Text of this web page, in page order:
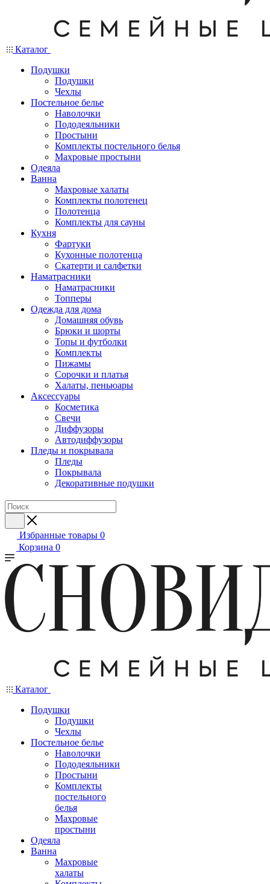
Каталог
Подушки
Подушки
Чехлы
Постельное белье
Наволочки
Пододеяльники
Простыни
Комплекты постельного белья
Махровые простыни
Одеяла
Ванна
Махровые халаты
Комплекты полотенец
Полотенца
Комплекты для сауны
Кухня
Фартуки
Кухонные полотенца
Скатерти и салфетки
Наматрасники
Наматрасники
Топперы
Одежда для дома
Домашняя обувь
Брюки и шорты
Топы и футболки
Комплекты
Пижамы
Сорочки и платья
Халаты, пеньюары
Аксессуары
Косметика
Свечи
Диффузоры
Автодиффузоры
Пледы и покрывала
Пледы
Покрывала
Декоративные подушки
Избранные товары 0
Корзина 0
Каталог
Подушки
Подушки
Чехлы
Постельное белье
Наволочки
Пододеяльники
Простыни
Комплекты
постельного
белья
Махровые
простыни
Одеяла
Ванна
Махровые
халаты